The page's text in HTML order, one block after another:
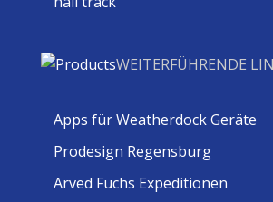
WEITERFÜHRENDE
Apps für Weatherdock Geräte
Prodesign Regensburg
Arved Fuchs Expeditionen